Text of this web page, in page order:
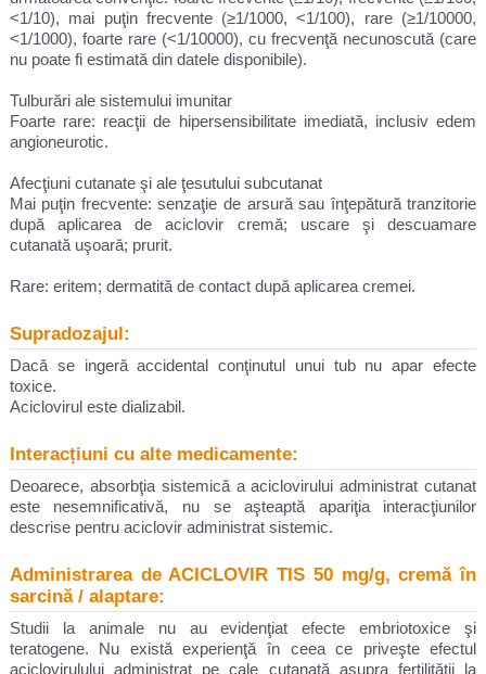
<1/10), mai puţin frecvente (≥1/1000, <1/100), rare (≥1/10000,
<1/1000), foarte rare (<1/10000), cu frecvenţă necunoscută (care
nu poate fi estimată din datele disponibile).
Tulburări ale sistemului imunitar
Foarte rare: reacţii de hipersensibilitate imediată, inclusiv edem
angioneurotic.
Afecţiuni cutanate şi ale ţesutului subcutanat
Mai puţin frecvente: senzaţie de arsură sau înţepătură tranzitorie
după aplicarea de aciclovir cremă; uscare şi descuamare
cutanată uşoară; prurit.
Rare: eritem; dermatită de contact după aplicarea cremei.
Supradozajul:
Dacă se ingeră accidental conţinutul unui tub nu apar efecte
toxice.
Aciclovirul este dializabil.
Interacțiuni cu alte medicamente:
Deoarece, absorbţia sistemică a aciclovirului administrat cutanat
este nesemnificativă, nu se aşteaptă apariţia interacţiunilor
descrise pentru aciclovir administrat sistemic.
Administrarea de ACICLOVIR TIS 50 mg/g, cremă în
sarcină / alaptare:
Studii la animale nu au evidenţiat efecte embriotoxice şi
teratogene. Nu există experienţă în ceea ce priveşte efectul
aciclovirulului administrat pe cale cutanată asupra fertilităţii la